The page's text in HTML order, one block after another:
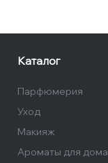
Каталог
Парфюмерия
Уход
Макияж
Ароматы для дома